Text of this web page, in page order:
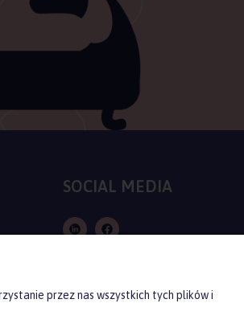
SOCIAL MEDIA
przez nas wszystkich tych plików i